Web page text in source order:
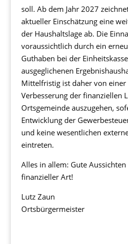
soll. Ab dem Jahr 2027
aktueller Einschätzung eine
der Haushaltslage ab. Die
voraussichtlich durch ein
Guthaben bei der
ausgeglichenen
Mittelfristig ist daher von
Verbesserung der finanziellen
Ortsgemeinde auszugehen,
Entwicklung der
und keine wesentlichen
eintreten.
Alles in allem: Gute
finanzieller Art!
Lutz Zaun
Ortsbürgermeister